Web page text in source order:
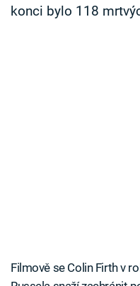
konci bylo 118
Filmově se Colin Firth v